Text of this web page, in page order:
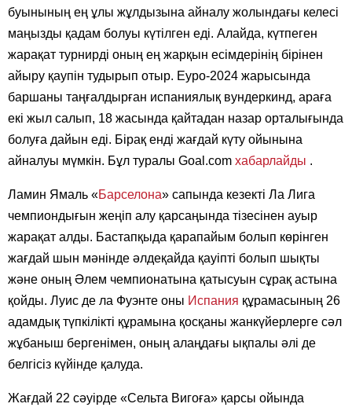
буынының ең ұлы жұлдызына айналу жолындағы келесі
маңызды қадам болуы күтілген еді. Алайда, күтпеген
жарақат турнирді оның ең жарқын есімдерінің бірінен
айыру қаупін тудырып отыр. Еуро-2024 жарысында
баршаны таңғалдырған испаниялық вундеркинд, араға
екі жыл салып, 18 жасында қайтадан назар орталығында
болуға дайын еді. Бірақ енді жағдай күту ойынына
айналуы мүмкін. Бұл туралы Goal.com хабарлайды .
Ламин Ямаль «Барселона» сапында кезекті Ла Лига
чемпиондығын жеңіп алу қарсаңында тізесінен ауыр
жарақат алды. Бастапқыда қарапайым болып көрінген
жағдай шын мәнінде әлдеқайда қауіпті болып шықты
және оның Әлем чемпионатына қатысуын сұрақ астына
қойды. Луис де ла Фуэнте оны Испания құрамасының 26
адамдық түпкілікті құрамына қосқаны жанкүйерлерге сәл
жұбаныш бергенімен, оның алаңдағы ықпалы әлі де
белгісіз күйінде қалуда.
Жағдай 22 сәуірде «Сельта Вигоға» қарсы ойында